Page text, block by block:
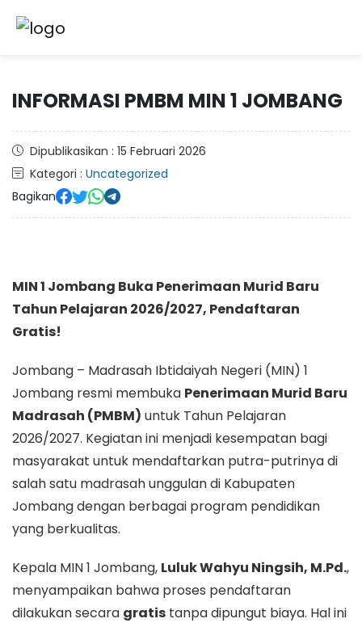
INFORMASI PMBM MIN 1 JOMBANG
Dipublikasikan : 15 Februari 2026
Kategori : Uncategorized
Bagikan
MIN 1 Jombang Buka Penerimaan Murid Baru
Tahun Pelajaran 2026/2027, Pendaftaran
Gratis!
Jombang – Madrasah Ibtidaiyah Negeri (MIN) 1
Jombang resmi membuka Penerimaan Murid Baru
Madrasah (PMBM) untuk Tahun Pelajaran
2026/2027. Kegiatan ini menjadi kesempatan bagi
masyarakat untuk mendaftarkan putra-putrinya di
salah satu madrasah unggulan di Kabupaten
Jombang dengan berbagai program pendidikan
yang berkualitas.
Kepala MIN 1 Jombang, Luluk Wahyu Ningsih, M.Pd.,
menyampaikan bahwa proses pendaftaran
dilakukan secara gratis tanpa dipungut biaya. Hal ini